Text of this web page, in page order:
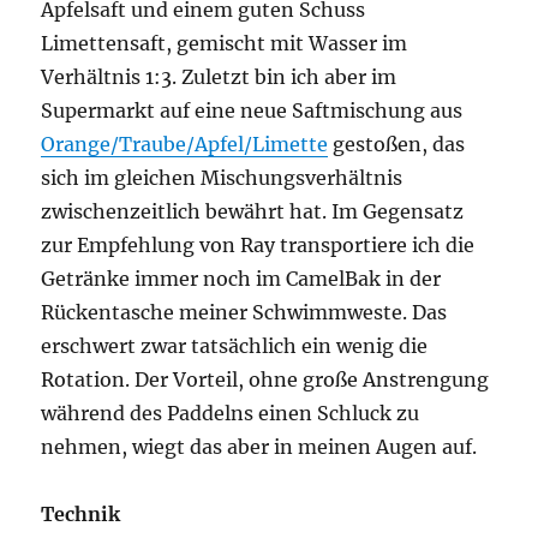
Apfelsaft und einem guten Schuss
Limettensaft, gemischt mit Wasser im
Verhältnis 1:3. Zuletzt bin ich aber im
Supermarkt auf eine neue Saftmischung aus
Orange/Traube/Apfel/Limette gestoßen, das
sich im gleichen Mischungsverhältnis
zwischenzeitlich bewährt hat. Im Gegensatz
zur Empfehlung von Ray transportiere ich die
Getränke immer noch im CamelBak in der
Rückentasche meiner Schwimmweste. Das
erschwert zwar tatsächlich ein wenig die
Rotation. Der Vorteil, ohne große Anstrengung
während des Paddelns einen Schluck zu
nehmen, wiegt das aber in meinen Augen auf.
Technik